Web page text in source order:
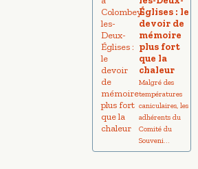
Églises : le
devoir de
mémoire
plus fort
que la
chaleur
Malgré des
températures
caniculaires, les
adhérents du
Comité du
Souveni...